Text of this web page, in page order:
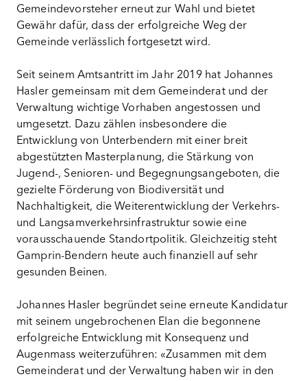
Gemeindevorsteher erneut zur Wahl und bietet
Gewähr dafür, dass der erfolgreiche Weg der
Gemeinde verlässlich fortgesetzt wird.
Seit seinem Amtsantritt im Jahr 2019 hat Johannes
Hasler gemeinsam mit dem Gemeinderat und der
Verwaltung wichtige Vorhaben angestossen und
umgesetzt. Dazu zählen insbesondere die
Entwicklung von Unterbendern mit einer breit
abgestützten Masterplanung, die Stärkung von
Jugend-, Senioren- und Begegnungsangeboten, die
gezielte Förderung von Biodiversität und
Nachhaltigkeit, die Weiterentwicklung der Verkehrs-
und Langsamverkehrsinfrastruktur sowie eine
vorausschauende Standortpolitik. Gleichzeitig steht
Gamprin-Bendern heute auch finanziell auf sehr
gesunden Beinen.
Johannes Hasler begründet seine erneute Kandidatur
mit seinem ungebrochenen Elan die begonnene
erfolgreiche Entwicklung mit Konsequenz und
Augenmass weiterzuführen: «Zusammen mit dem
Gemeinderat und der Verwaltung haben wir in den